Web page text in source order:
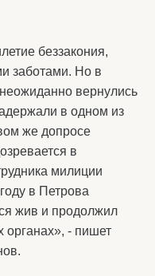
беззакония,
заботами. Но в
вернулись
в одном из
же допросе
в
милиции
в Петрова
жив и продолжил
органах», - пишет